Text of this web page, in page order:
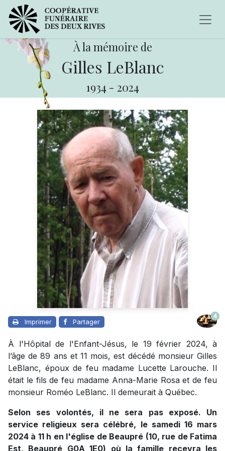
À la mémoire de
Gilles LeBlanc
1934 - 2024
Imprimer Partager
4
À l'Hôpital de l'Enfant-Jésus, le 19 février 2024, à
l’âge de 89 ans et 11 mois, est décédé monsieur Gilles
LeBlanc, époux de feu madame Lucette Larouche. Il
était le fils de feu madame Anna-Marie Rosa et de feu
monsieur Roméo LeBlanc. Il demeurait à Québec.
Selon ses volontés, il ne sera pas exposé. Un
service religieux sera célébré, le samedi 16 mars
2024 à 11 h en l'église de Beaupré (10, rue de Fatima
Est, Beaupré G0A 1E0) où la famille recevra les